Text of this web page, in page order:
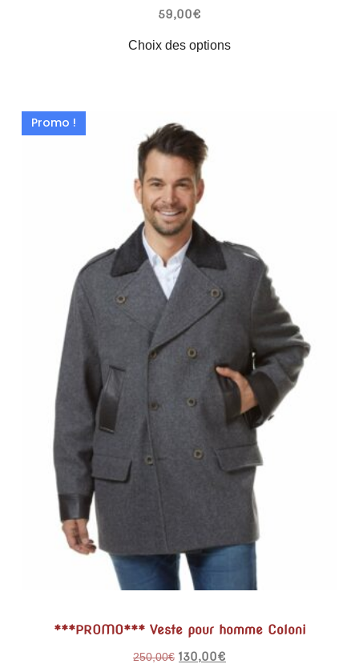
59,00€
Choix des options
Promo !
***PROMO*** Veste pour homme Coloni
250,00€ 130,00€